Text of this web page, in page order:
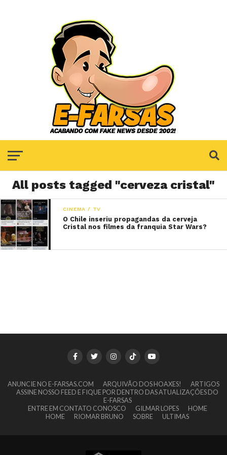
All posts tagged "cerveza cristal"
CINEMA / TV
O Chile inseriu propagandas da cerveja
Cristal nos filmes da franquia Star Wars?
ANUNCIE NO E-FARSAS.COM ARQUIVÃO DOS HOAXES!
ARTIGOS
ASSINE NOSSO FEED E FIQUE POR DENTRO DAS ATUALIZAÇÕES DO
E-FARSAS
ENTRE EM CONTATO CONOSCO
GILMAR LOPES
HOME
HOME
RIOMAR BRUNO SOBRE ULTIMAS